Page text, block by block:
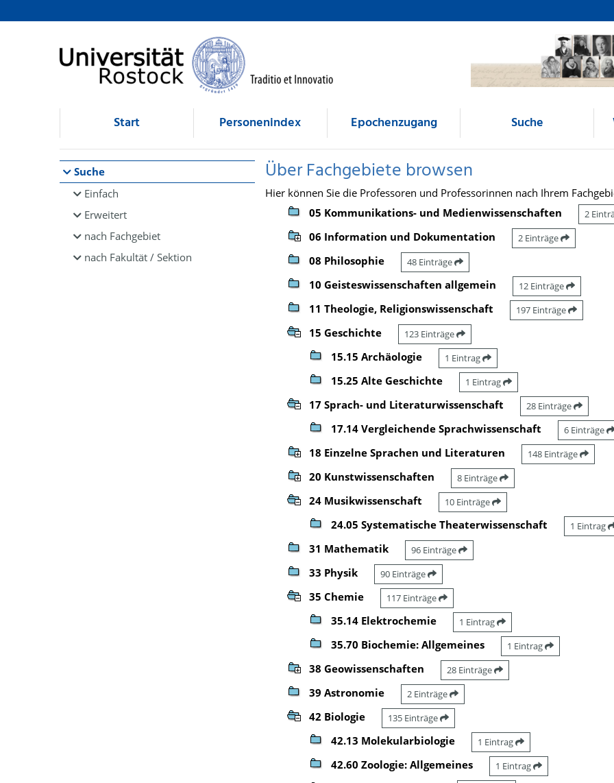
Browsen
direkt zum Inhalt
Start Personenindex Epochenzugang Suche
Suche
Einfach
Erweitert
nach Fachgebiet
nach Fakultät / Sektion
Über Fachgebiete browsen
Hier können Sie die Professoren und Professorinnen nach Ihrem
05 Kommunikations- und Medienwissenschaften
2
06 Information und Dokumentation 2 Einträge
08 Philosophie 48 Einträge
10 Geisteswissenschaften allgemein 12 Einträge
11 Theologie, Religionswissenschaft 197 Einträge
15 Geschichte 123 Einträge
15.15 Archäologie 1 Eintrag
15.25 Alte Geschichte 1 Eintrag
17 Sprach- und Literaturwissenschaft 28 Einträge
17.14 Vergleichende Sprachwissenschaft 6 Einträge
18 Einzelne Sprachen und Literaturen 148 Einträge
20 Kunstwissenschaften 8 Einträge
24 Musikwissenschaft 10 Einträge
24.05 Systematische Theaterwissenschaft 1 Eintrag
31 Mathematik 96 Einträge
33 Physik 90 Einträge
35 Chemie 117 Einträge
35.14 Elektrochemie 1 Eintrag
35.70 Biochemie: Allgemeines 1 Eintrag
38 Geowissenschaften 28 Einträge
39 Astronomie 2 Einträge
42 Biologie 135 Einträge
42.13 Molekularbiologie 1 Eintrag
42.60 Zoologie: Allgemeines 1 Eintrag